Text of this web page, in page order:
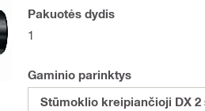
Pakuotės dydis
1
Gaminio parinktys
Stūmoklio kreipiančioji DX 2